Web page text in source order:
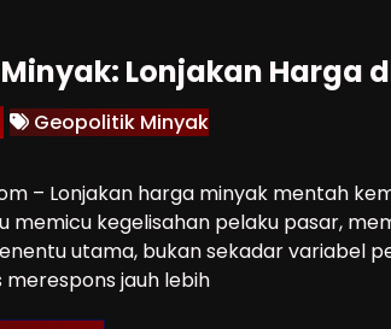
Lonjakan Harga
Geopolitik Minyak
– Lonjakan harga minyak mentah
memicu kegelisahan pelaku pasar,
utama, bukan sekadar variabel
jauh lebih